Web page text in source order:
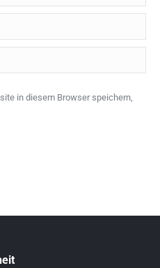
in diesem Browser speichern,